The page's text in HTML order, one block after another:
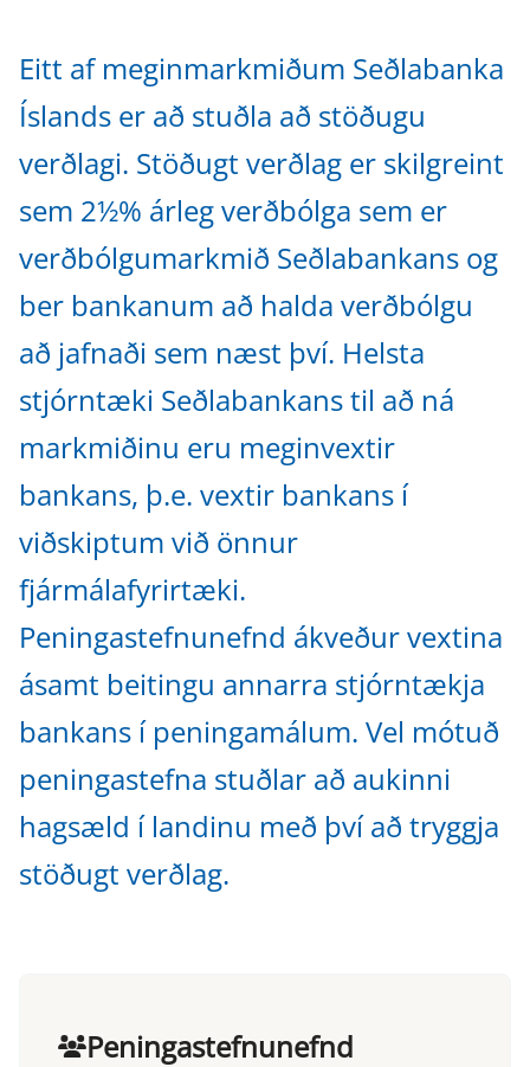
Eitt af meginmarkmiðum Seðlabanka
Íslands er að stuðla að stöðugu
verðlagi. Stöðugt verðlag er skilgreint
sem 2½% árleg verðbólga sem er
verðbólgumarkmið Seðlabankans og
ber bankanum að halda verðbólgu
að jafnaði sem næst því. Helsta
stjórntæki Seðlabankans til að ná
markmiðinu eru meginvextir
bankans, þ.e. vextir bankans í
viðskiptum við önnur
fjármálafyrirtæki.
Peningastefnunefnd ákveður vextina
ásamt beitingu annarra stjórntækja
bankans í peningamálum. Vel mótuð
peningastefna stuðlar að aukinni
hagsæld í landinu með því að tryggja
stöðugt verðlag.
Peningastefnunefnd